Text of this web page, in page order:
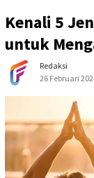
Kenali 5
untuk
Redaksi
26 Februari